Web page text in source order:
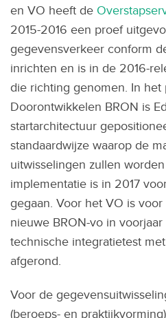
en VO heeft de
2015-2016 een proef
gegevensverkeer conform
inrichten en is in de 2016-
die richting genomen. In het
Doorontwikkelen BRON is
startarchitectuur
standaardwijze waarop de
uitwisselingen zullen
implementatie is in 2017
gegaan. Voor het VO is
nieuwe BRON-vo in
technische integratietest
afgerond.
Voor de
(beroeps- en